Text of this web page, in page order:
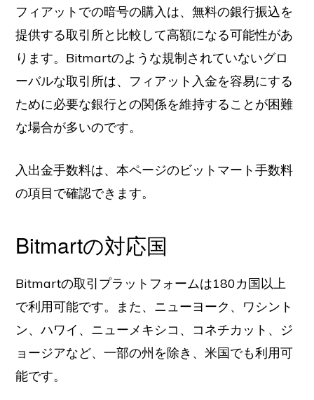
フィアットでの暗号の購入は、無料の銀行振込を
提供する取引所と比較して高額になる可能性があ
ります。Bitmartのような規制されていないグロ
ーバルな取引所は、フィアット入金を容易にする
ために必要な銀行との関係を維持することが困難
な場合が多いのです。
入出金手数料は、本ページのビットマート手数料
の項目で確認できます。
Bitmartの対応国
Bitmartの取引プラットフォームは180カ国以上
で利用可能です。また、ニューヨーク、ワシント
ン、ハワイ、ニューメキシコ、コネチカット、ジ
ョージアなど、一部の州を除き、米国でも利用可
能です。